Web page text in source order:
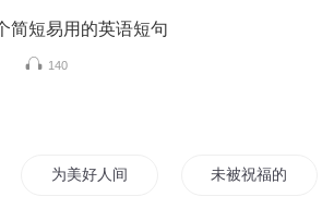
简短易用的英语短句
140
为美好人间献上祝福 未被祝福的幸福